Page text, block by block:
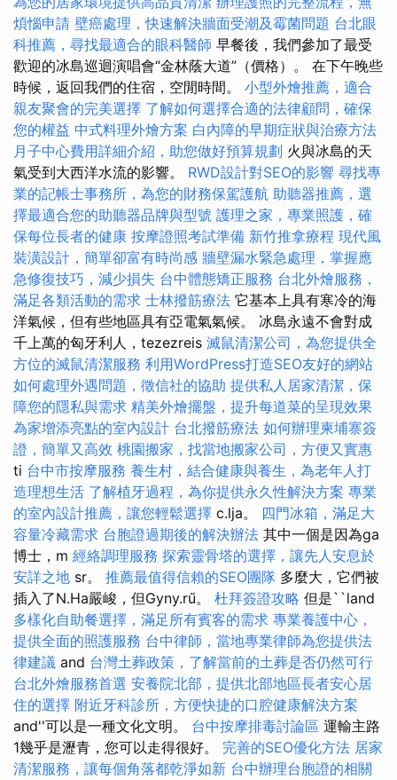
煩惱申請 壁癌處理，快速解決牆面受潮及霉菌問題 台北眼
科推薦，尋找最適合的眼科醫師 早餐後，我們參加了最受
歡迎的冰島巡迴演唱會“金林蔭大道”（價格）。 在下午晚些
時候，返回我們的住宿，空閒時間。 小型外燴推薦，適合
親友聚會的完美選擇 了解如何選擇合適的法律顧問，確保
您的權益 中式料理外燴方案 白內障的早期症狀與治療方法
月子中心費用詳細介紹，助您做好預算規劃 火與冰島的天
氣受到大西洋水流的影響。 RWD設計對SEO的影響 尋找專
業的記帳士事務所，為您的財務保駕護航 助聽器推薦，選
擇最適合您的助聽器品牌與型號 護理之家，專業照護，確
保每位長者的健康 按摩證照考試準備 新竹推拿療程 現代風
裝潢設計，簡單卻富有時尚感 牆壁漏水緊急處理，掌握應
急修復技巧，減少損失 台中體態矯正服務 台北外燴服務，
滿足各類活動的需求 士林撥筋療法 它基本上具有寒冷的海
洋氣候，但有些地區具有亞電氣氣候。 冰島永遠不會對成
千上萬的匈牙利人，tezezreis 滅鼠清潔公司，為您提供全
方位的滅鼠清潔服務 利用WordPress打造SEO友好的網站
如何處理外遇問題，徵信社的協助 提供私人居家清潔，保
障您的隱私與需求 精美外燴擺盤，提升每道菜的呈現效果
為家增添亮點的室內設計 台北撥筋療法 如何辦理柬埔寨簽
證，簡單又高效 桃園搬家，找當地搬家公司，方便又實惠
ti 台中市按摩服務 養生村，結合健康與養生，為老年人打
造理想生活 了解植牙過程，為你提供永久性解決方案 專業
的室內設計推薦，讓您輕鬆選擇 c.lja。 四門冰箱，滿足大
容量冷藏需求 台胞證過期後的解決辦法 其中一個是因為ga
博士，m 經絡調理服務 探索靈骨塔的選擇，讓先人安息於
安詳之地 sr。 推薦最值得信賴的SEO團隊 多麼大，它們被
插入了N.Ha嚴峻，但Gyny.rű。 杜拜簽證攻略 但是``land
多樣化自助餐選擇，滿足所有賓客的需求 專業養護中心，
提供全面的照護服務 台中律師，當地專業律師為您提供法
律建議 and 台灣土葬政策，了解當前的土葬是否仍然可行
台北外燴服務首選 安養院北部，提供北部地區長者安心居
住的選擇 附近牙科診所，方便快捷的口腔健康解決方案
and''可以是一種文化文明。 台中按摩排毒討論區 運輸主路
1幾乎是瀝青，您可以走得很好。 完善的SEO優化方法 居家
清潔服務，讓每個角落都乾淨如新 台中辦理台胞證的相關